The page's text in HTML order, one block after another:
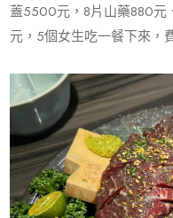
蓋5500元，8片山藥880元
元，5個女生吃一餐下來，